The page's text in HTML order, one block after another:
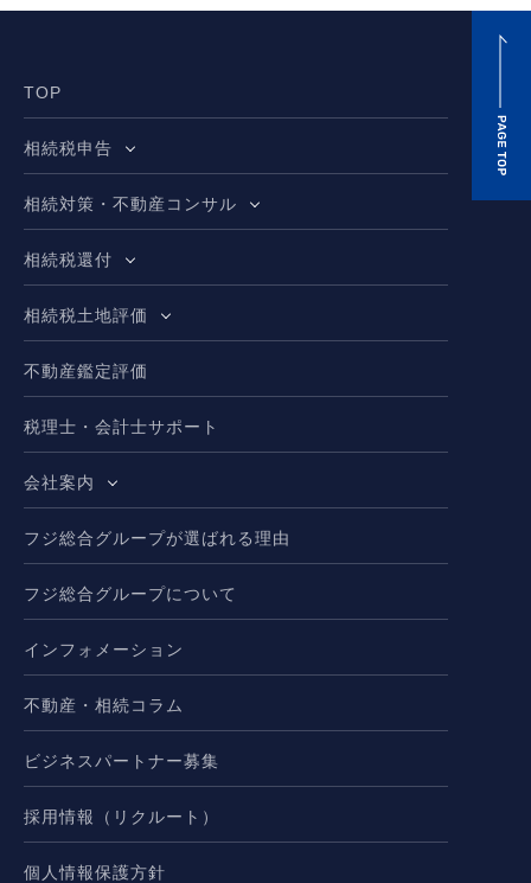
TOP
相続税申告
相続対策・不動産コンサル
相続税還付
相続税土地評価
不動産鑑定評価
税理士・会計士サポート
会社案内
フジ総合グループが選ばれる理由
フジ総合グループについて
インフォメーション
不動産・相続コラム
ビジネスパートナー募集
採用情報（リクルート）
個人情報保護方針